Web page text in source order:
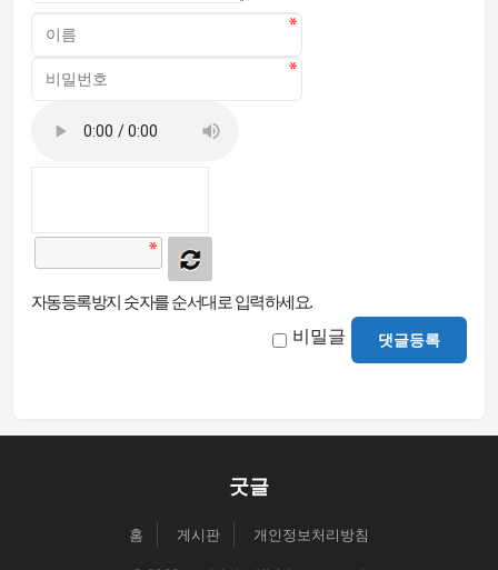
자동등록방지 숫자를 순서대로 입력하세요.
비밀글 댓글등록
굿글
홈 게시판 개인정보처리방침